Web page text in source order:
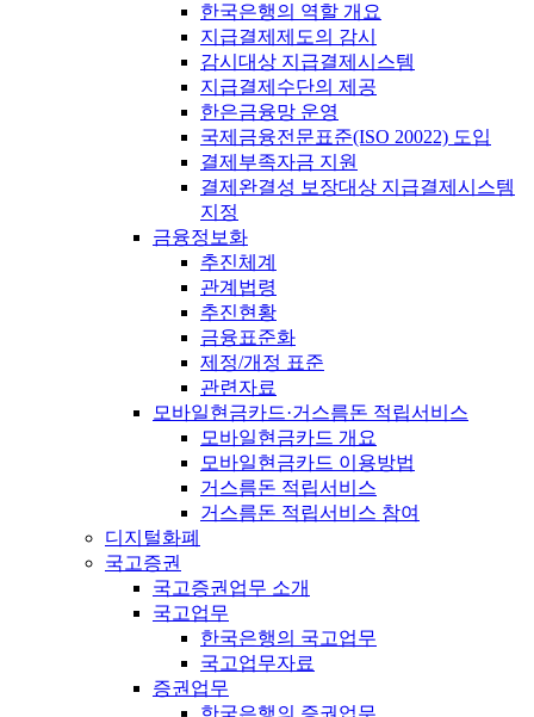
한국은행의 역할 개요
지급결제제도의 감시
감시대상 지급결제시스템
지급결제수단의 제공
한은금융망 운영
국제금융전문표준(ISO 20022) 도입
결제부족자금 지원
결제완결성 보장대상 지급결제시스템
지정
금융정보화
추진체계
관계법령
추진현황
금융표준화
제정/개정 표준
관련자료
모바일현금카드·거스름돈 적립서비스
모바일현금카드 개요
모바일현금카드 이용방법
거스름돈 적립서비스
거스름돈 적립서비스 참여
디지털화폐
국고증권
국고증권업무 소개
국고업무
한국은행의 국고업무
국고업무자료
증권업무